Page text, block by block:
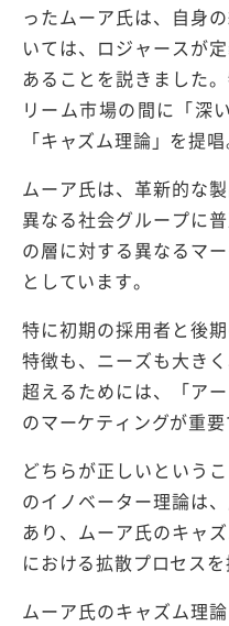
ったムーア氏は、自身
いては、ロジャースが
あることを説きました
リーム市場の間に「深
「キャズム理論」を提唱
ムーア氏は、革新的な
異なる社会グループに
の層に対する異なるマ
としています。
特に初期の採用者と後
特徴も、ニーズも大き
超えるためには、「ア
のマーケティングが重
どちらが正しいという
のイノベーター理論は
あり、ムーア氏のキャ
における拡散プロセスを
ムーア氏のキャズム理